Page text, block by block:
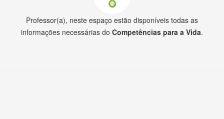
Professor(a), neste espaço estão disponíveis todas as
informações necessárias do Competências para a Vida.